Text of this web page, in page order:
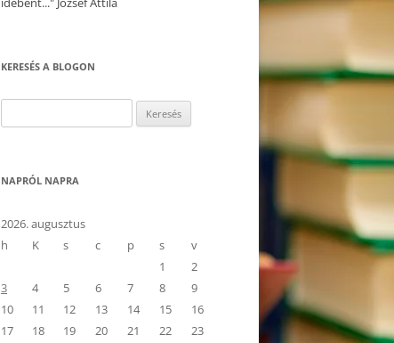
KERESÉS A BLOGON
NAPRÓL NAPRA
2026. augusztus
h
K s c p s
v
1
2
3
4 5 6 7 8
9
10
11 12 13 14 15
16
17
18 19 20 21 22
23